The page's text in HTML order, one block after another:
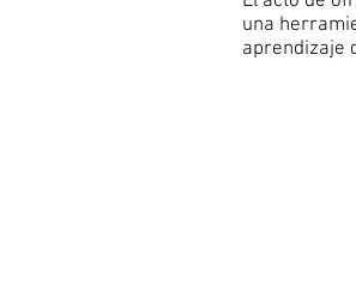
una
aprendizaje